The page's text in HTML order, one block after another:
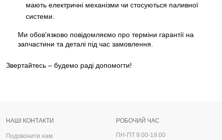
мають електричні механізми чи стосуються паливної
системи.
Ми обов'язково повідомляємо про терміни гарантії на
запчастини та деталі під час замовлення.
Звертайтесь – будемо раді допомогти!
НАШІ КОНТАКТИ
Подзвонити нам
РОБОЧИЙ ЧАС
ПН-ПТ 9:00-19:00